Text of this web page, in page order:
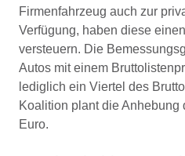
Firmenfahrzeug auch zur
Verfügung, haben diese
versteuern. Die
Autos mit einem
lediglich ein Viertel des
Koalition plant die Anhebung
Euro.